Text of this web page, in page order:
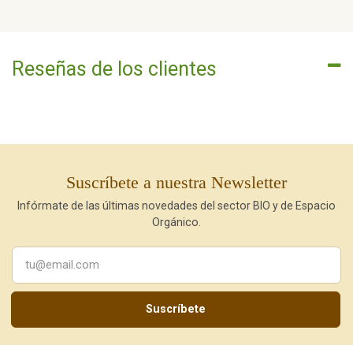
Reseñas de los clientes
Suscríbete a nuestra Newsletter
Infórmate de las últimas novedades del sector BIO y de Espacio
Orgánico.
Suscríbete